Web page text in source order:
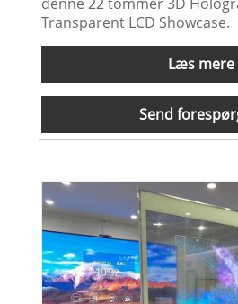
Transparent LCD Showcase.
Læs mere
Send